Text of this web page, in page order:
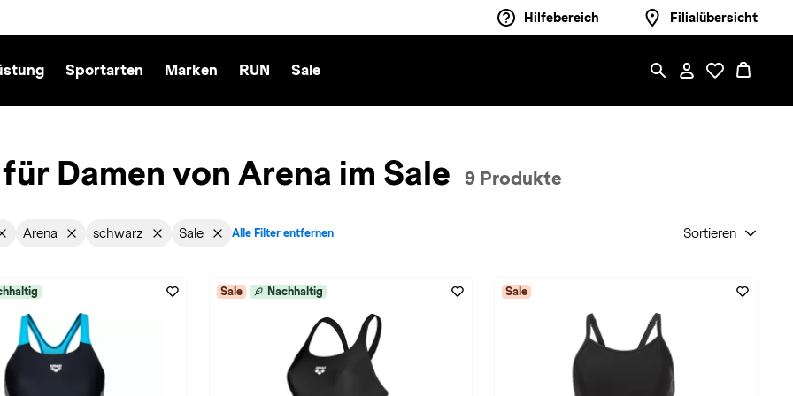
Hilfebereich Filialübersicht
Sportarten Marken RUN Sale
Damen von Arena im Sale 9 Produkte
Damen entfernen
für Sportart: Schwimmen entfernen
ArenaFilter aktiv für Marke: Arena entfernen
schwarzFilter aktiv für Farbe: in-schwarz entfernen
SaleFilter aktiv für Sale: Sale entfernen
Alle Filter entfernen Sortieren
Sale Nachhaltig Sale